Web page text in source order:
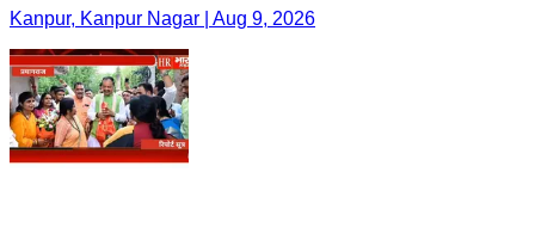
Kanpur, Kanpur Nagar | Aug 9, 2026